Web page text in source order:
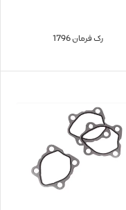
رک فرمان 1796